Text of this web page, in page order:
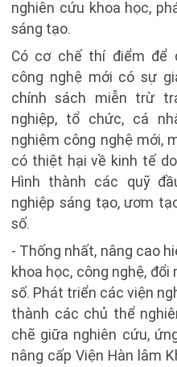
nghiên cứu khoa học,
sáng tạo.
Có cơ chế thí điểm để
công nghệ mới có sự
chính sách miễn trừ
nghiệp, tổ chức, cá
nghiệm công nghệ mới,
có thiệt hại về kinh tế
Hình thành các quỹ
nghiệp sáng tạo, ươm
số.
- Thống nhất, nâng cao
khoa học, công nghệ,
số. Phát triển các viện
thành các chủ thể
chẽ giữa nghiên cứu,
nâng cấp Viện Hàn lâm